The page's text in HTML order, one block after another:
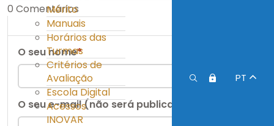
Mérito
Manuais
Horários das
Turmas
Critérios de
Avaliação
Escola Digital
Acessos
INOVAR
PT
0 Comentários
O seu nome*
O seu e-mail (não será publicado)